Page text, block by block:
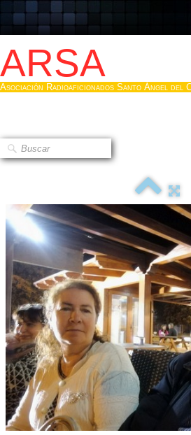
ARSA
Asociación Radioaficionados Santo Ángel del
Que es la ARSA
Hacerse socio
Log diploma en Pdf
Fotos ▼
Sistemas Digitales
Noticias de interés
Contacto